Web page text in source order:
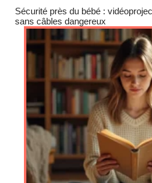
Sécurité près du bébé :
sans câbles dangereux